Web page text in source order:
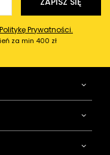
Politykę Prywatności.
za min 400 zł